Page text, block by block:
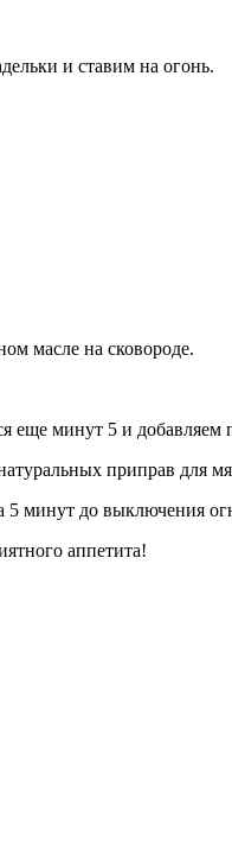
и ставим на огонь.
масле на сковороде.
еще минут 5 и
приправ для
5 минут до выключения
аппетита!